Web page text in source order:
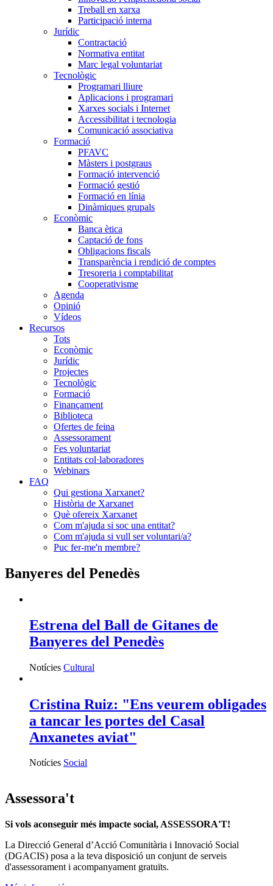
Treball en xarxa
Participació interna
Jurídic
Contractació
Normativa entitat
Marc legal voluntariat
Tecnològic
Programari lliure
Aplicacions i programari
Xarxes socials i Internet
Accessibilitat i tecnologia
Comunicació associativa
Formació
PFAVC
Màsters i postgraus
Formació intervenció
Formació gestió
Formació en línia
Dinàmiques grupals
Econòmic
Banca ètica
Captació de fons
Obligacions fiscals
Transparència i rendició de comptes
Tresoreria i comptabilitat
Cooperativisme
Agenda
Opinió
Vídeos
Recursos
Tots
Econòmic
Jurídic
Projectes
Tecnològic
Formació
Finançament
Biblioteca
Ofertes de feina
Assessorament
Fes voluntariat
Entitats col·laboradores
Webinars
FAQ
Qui gestiona Xarxanet?
Història de Xarxanet
Què ofereix Xarxanet
Com m'ajuda si soc una entitat?
Com m'ajuda si vull ser voluntari/a?
Puc fer-me'n membre?
Banyeres del Penedès
Estrena del Ball de Gitanes de
Banyeres del Penedès
Notícies Cultural
Cristina Ruiz: "Ens veurem obligades
a tancar les portes del Casal
Anxanetes aviat"
Notícies Social
Assessora't
Si vols aconseguir més impacte social, ASSESSORA'T!
La Direcció General d’Acció Comunitària i Innovació Social
(DGACIS) posa a la teva disposició un conjunt de serveis
d'assessorament i acompanyament gratuïts.